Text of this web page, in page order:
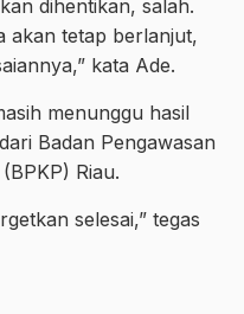
dihentikan, salah.
akan tetap berlanjut,
kata Ade.
menunggu hasil
Badan Pengawasan
Riau.
selesai,” tegas